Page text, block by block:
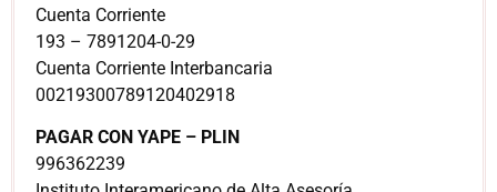
Cuenta Corriente
193 – 7891204-0-29
Cuenta Corriente Interbancaria
00219300789120402918
PAGAR CON YAPE – PLIN
996362239